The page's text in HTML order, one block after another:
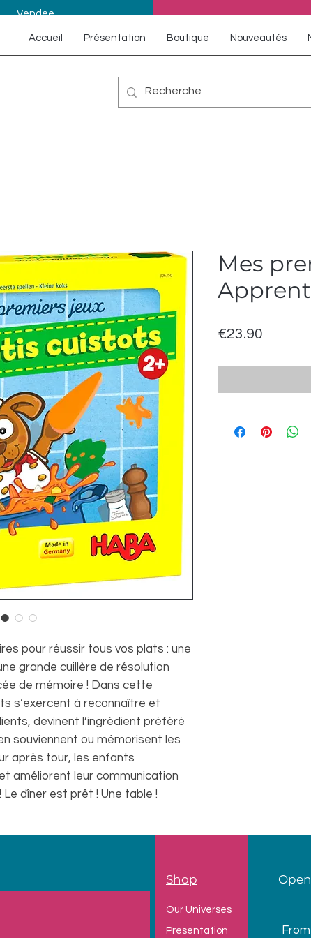
Vendee
Accueil Présentation Boutique Nouveautés
pour réussir tous vos plats : une
grande cuillère de résolution
de mémoire ! Dans cette
s’exercent à reconnaître et
devinent l’ingrédient préféré
souviennent ou mémorisent les
après tour, les enfants
améliorent leur communication
dîner est prêt ! Une table !
Mes
€23.90
Shop
Our Universes
Presentation